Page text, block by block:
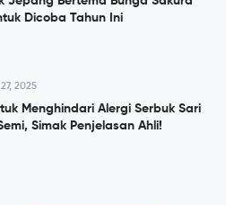
Dicoba Tahun Ini
2025
Menghindari Alergi Serbuk Sari
Simak Penjelasan Ahli!